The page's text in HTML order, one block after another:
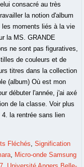
consacré au très
la notion d'album
moments liés à la vie
la MS. GRANDE
ne sont pas figuratives,
de couleurs et de
titres dans la collection
(album) Où est mon
débuter l'année, j'ai axé
de la classe. Voir plus
la rentrée sans lien
Fléchés,Signification
, Micro-onde Samsung